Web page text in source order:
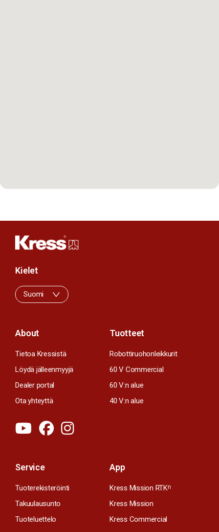
About
Tietoa Kressistä
Löydä jälleenmyyjä
Dealer portal
Ota yhteyttä
Tuotteet
Robottiruohonleikkurit
60 V Commercial
60 V:n alue
40 V:n alue
Service
Tuoterekisteröinti
Takuulausunto
Tuoteluettelo
App
Kress Mission RTKn
Kress Mission
Kress Commercial
Kielet
Suomi